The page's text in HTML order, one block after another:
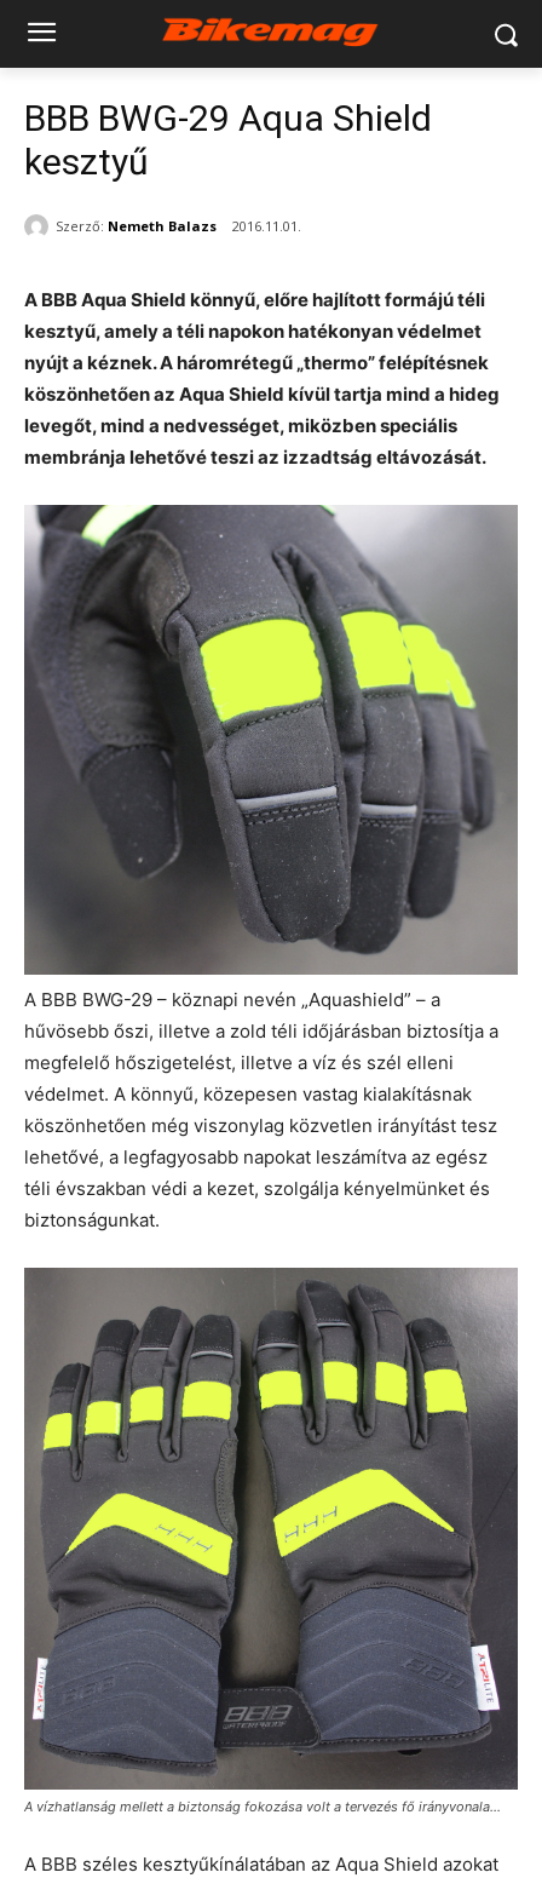
BBB BWG-29 Aqua Shield
kesztyű
Szerző: Nemeth Balazs 2016.11.01.
A BBB Aqua Shield könnyű, előre hajlított formájú téli
kesztyű, amely a téli napokon hatékonyan védelmet
nyújt a kéznek. A háromrétegű „thermo” felépítésnek
köszönhetően az Aqua Shield kívül tartja mind a hideg
levegőt, mind a nedvességet, miközben speciális
membránja lehetővé teszi az izzadtság eltávozását.
A BBB BWG-29 – köznapi nevén „Aquashield” – a
hűvösebb őszi, illetve a zold téli időjárásban biztosítja a
megfelelő hőszigetelést, illetve a víz és szél elleni
védelmet. A könnyű, közepesen vastag kialakításnak
köszönhetően még viszonylag közvetlen irányítást tesz
lehetővé, a legfagyosabb napokat leszámítva az egész
téli évszakban védi a kezet, szolgálja kényelmünket és
biztonságunkat.
A vízhatlanság mellett a biztonság fokozása volt a tervezés fő irányvonala…
A BBB széles kesztyűkínálatában az Aqua Shield azokat